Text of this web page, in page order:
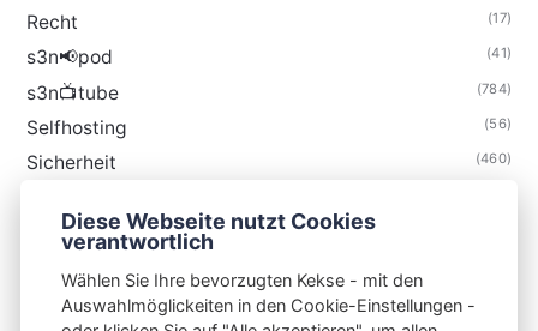
Recht (17)
s3n📢pod (41)
s3n📺tube (784)
Selfhosting (56)
Sicherheit (460)
Thunderbird
Diese Webseite nutzt Cookies
verantwortlich
Wählen Sie Ihre bevorzugten Kekse - mit den
Auswahlmöglickeiten in den Cookie-Einstellungen -